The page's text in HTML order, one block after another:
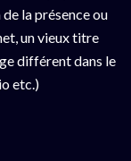
la présence ou
un vieux titre
différent dans le
etc.)